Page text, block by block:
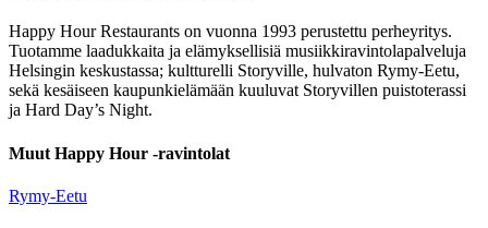
Happy Hour Restaurants on vuonna 1993 perustettu perheyritys.
Tuotamme laadukkaita ja elämyksellisiä musiikkiravintolapalveluja
Helsingin keskustassa; kultturelli Storyville, hulvaton Rymy-Eetu,
sekä kesäiseen kaupunkielämään kuuluvat Storyvillen puistoterassi
ja Hard Day’s Night.
Muut Happy Hour -ravintolat
Rymy-Eetu